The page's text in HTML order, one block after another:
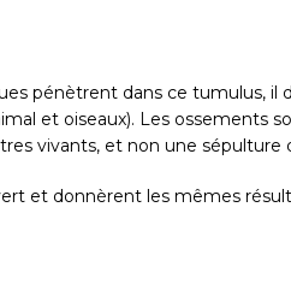
pénètrent dans ce tumulus,
et oiseaux). Les
vivants, et non une sépulture
et donnèrent les mêmes